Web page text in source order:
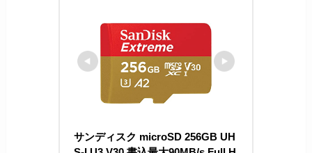
サンディスク microSD 256GB UH